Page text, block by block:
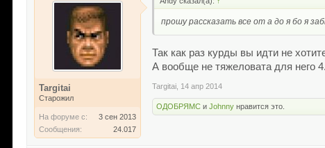
Targitai
Старожил
На форуме с:
3 сен 2013
Сообщения:
24.017
прошу рассказать все от а до я бо я
Так как раз курды вы идти не
А вообще не тяжеловата для него
Targitai 14 апр 2014
ОДОБРЯМС иJohnny нравится это.